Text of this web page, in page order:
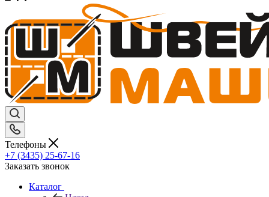
Телефоны
+7 (3435) 25-67-16
Заказать звонок
Каталог